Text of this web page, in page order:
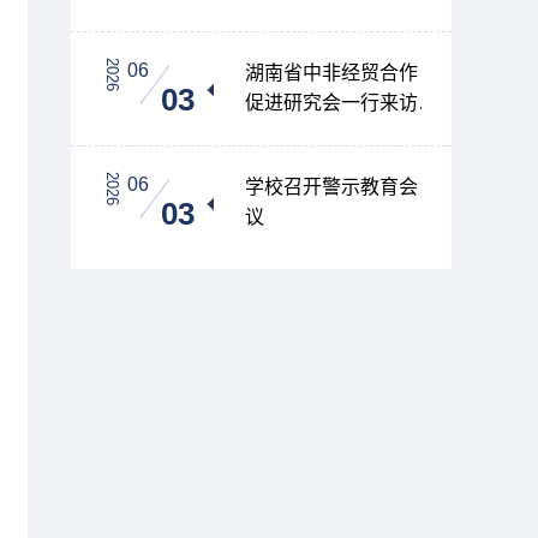
2026 06
03
湖南省中非经贸合作
促进研究会一行来访
2026 06
03
学校召开警示教育会
议